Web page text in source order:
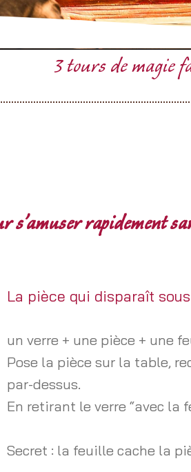
3 tours de magie
s’amuser rapidement
La pièce qui disparaît
un verre + une pièce + une
Pose la pièce sur la table,
par-dessus.
En retirant le verre “avec la
Secret : la feuille cache la